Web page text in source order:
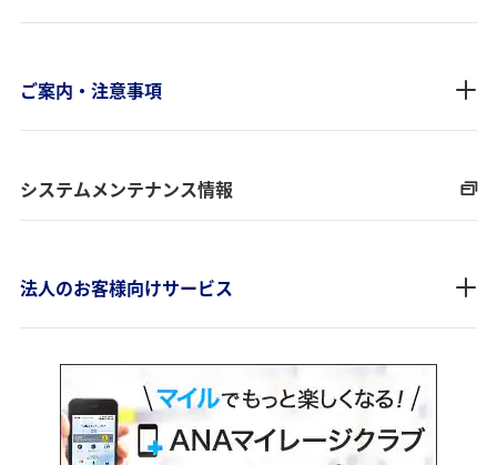
ご案内・注意事項
システムメンテナンス情報
法人のお客様向けサービス